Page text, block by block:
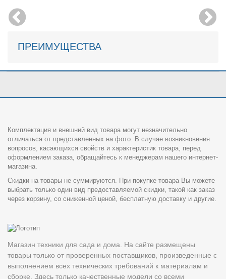
ПРЕИМУЩЕСТВА
Комплектация и внешний вид товара могут незначительно
отличаться от представленных на фото. В случае возникновения
вопросов, касающихся свойств и характеристик товара, перед
оформлением заказа, обращайтесь к менеджерам нашего интернет-
магазина.
Скидки на товары не суммируются. При покупке товара Вы можете
выбрать только один вид предоставляемой скидки, такой как заказ
через корзину, со сниженной ценой, бесплатную доставку и другие.
Магазин техники для сада и дома. На сайте размещены
товары только от проверенных поставщиков, произведенные с
выполнением всех технических требований к материалам и
сборке. Здесь только качественные модели со всеми